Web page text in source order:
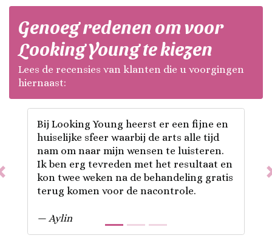
Genoeg redenen om voor
Looking Young te kiezen
Lees de recensies van klanten die u voorgingen
hiernaast:
Bij Looking Young heerst er een fijne en
huiselijke sfeer waarbij de arts alle tijd
nam om naar mijn wensen te luisteren.
Ik ben erg tevreden met het resultaat en
kon twee weken na de behandeling gratis
terug komen voor de nacontrole.
— Aylin
Previous